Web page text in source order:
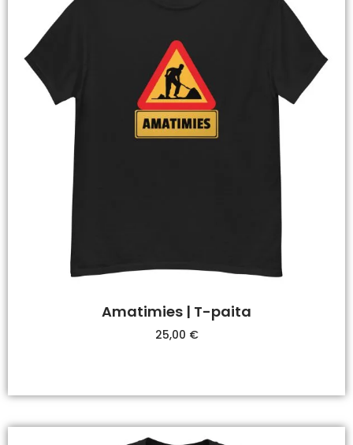
Amatimies | T-paita
25,00 €